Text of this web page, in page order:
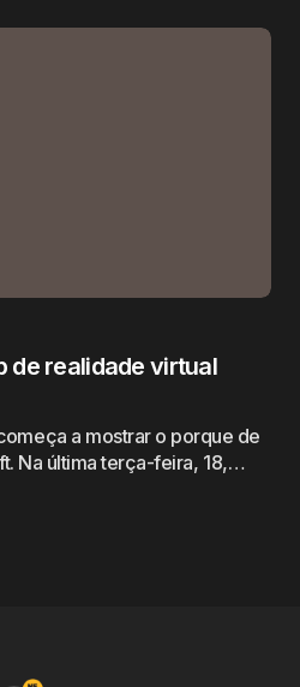
de realidade virtual
a mostrar o porque de
Na última terça-feira, 18,…